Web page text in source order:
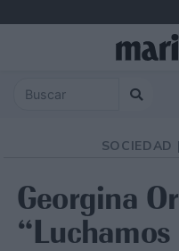
SOCIEDAD |
Georgina